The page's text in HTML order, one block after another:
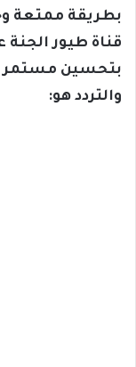
بطريقة ممتعة
قناة طيور
بتحسين مستمر
والتردد هو: